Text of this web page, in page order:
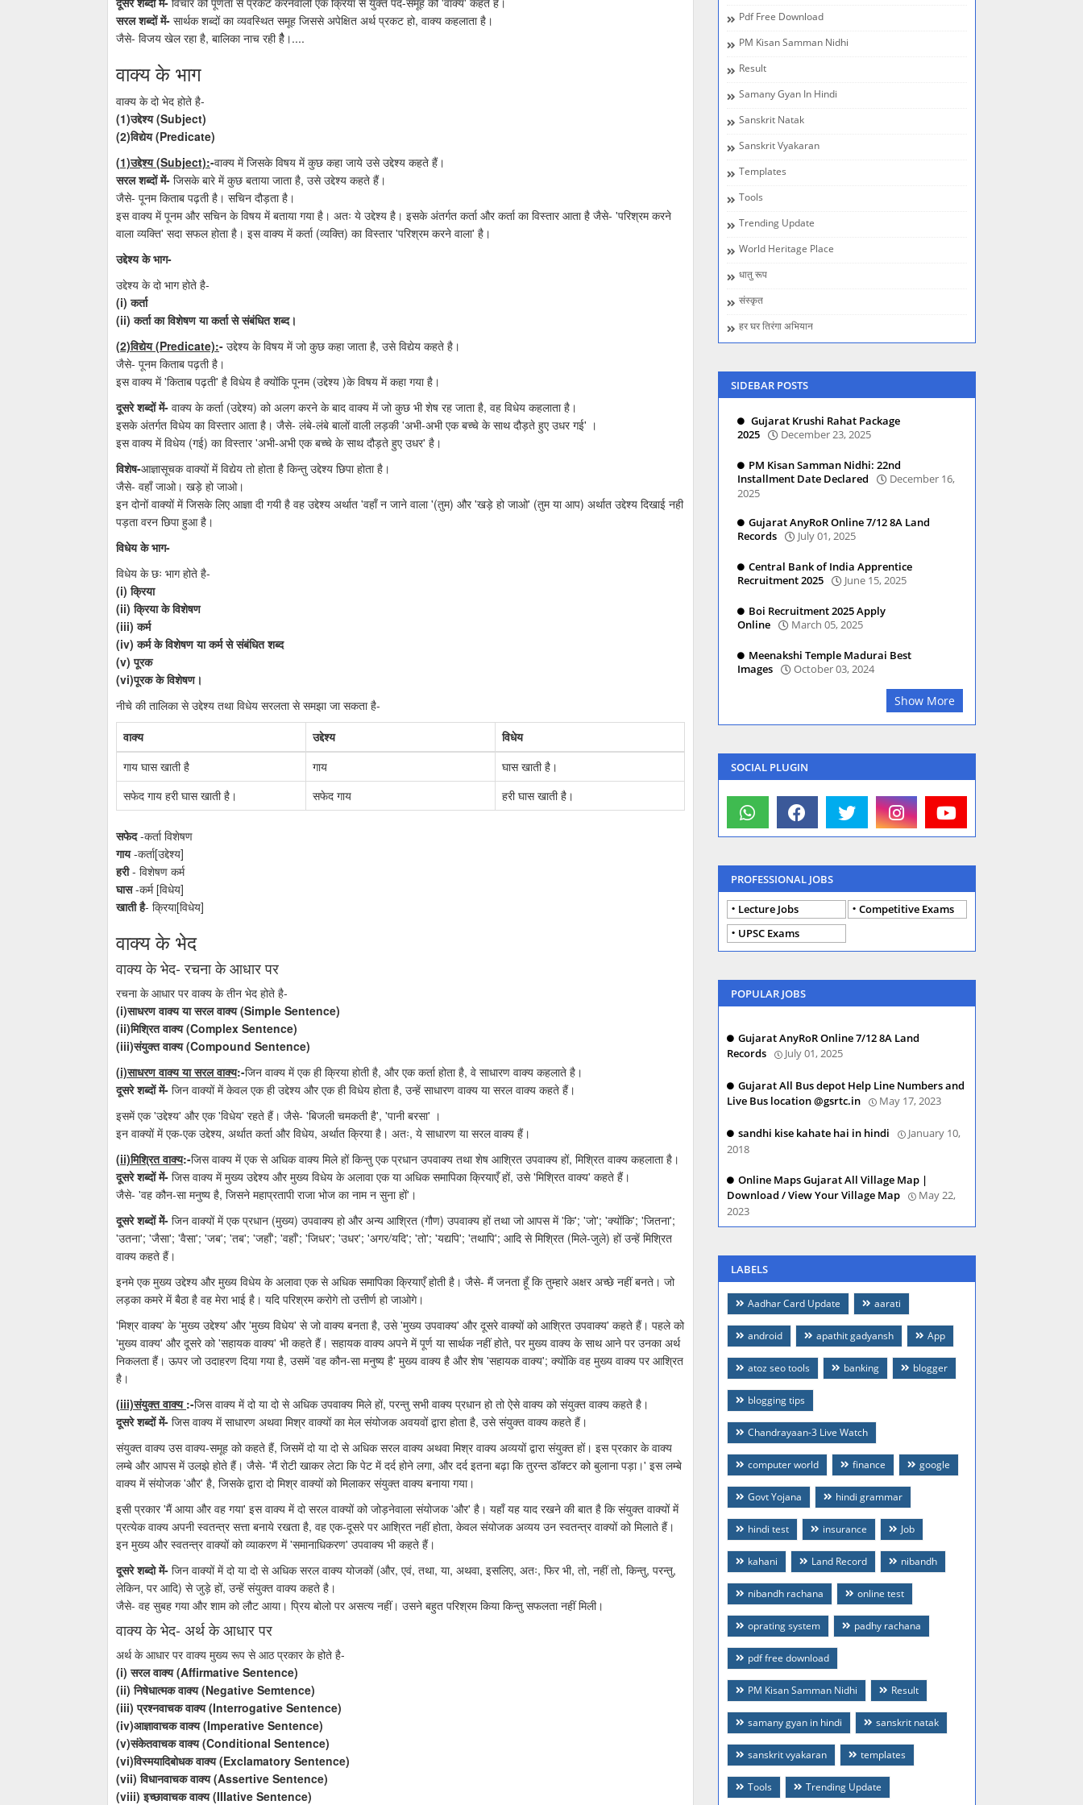
सरल शब्दों में- सार्थक शब्दों का व्यवस्थित समूह जिससे अपेक्षित अर्थ प्रकट हो, वाक्य कहलाता है।
जैसे- विजय खेल रहा है, बालिका नाच रही हैैै।....
वाक्य के भाग
वाक्य के दो भेद होते है-
(1)उद्देश्य (Subject)
(2)विद्येय (Predicate)
(1)उद्देश्य (Subject):-वाक्य में जिसके विषय में कुछ कहा जाये उसे उद्देश्य कहते हैं।
सरल शब्दों में- जिसके बारे में कुछ बताया जाता है, उसे उद्देश्य कहते हैं।
जैसे- पूनम किताब पढ़ती है। सचिन दौड़ता है।
इस वाक्य में पूनम और सचिन के विषय में बताया गया है। अतः ये उद्देश्य है। इसके अंतर्गत कर्ता और कर्ता का विस्तार आता है जैसे- 'परिश्रम करने
वाला व्यक्ति' सदा सफल होता है। इस वाक्य में कर्ता (व्यक्ति) का विस्तार 'परिश्रम करने वाला' है।
उद्देश्य के भाग-
उद्देश्य के दो भाग होते है-
(i) कर्ता
(ii) कर्ता का विशेषण या कर्ता से संबंधित शब्द।
(2)विद्येय (Predicate):- उद्देश्य के विषय में जो कुछ कहा जाता है, उसे विद्येय कहते है।
जैसे- पूनम किताब पढ़ती है।
इस वाक्य में 'किताब पढ़ती' है विधेय है क्योंकि पूनम (उद्देश्य )के विषय में कहा गया है।
दूसरे शब्दों में- वाक्य के कर्ता (उद्देश्य) को अलग करने के बाद वाक्य में जो कुछ भी शेष रह जाता है, वह विधेय कहलाता है।
इसके अंतर्गत विधेय का विस्तार आता है। जैसे- लंबे-लंबे बालों वाली लड़की 'अभी-अभी एक बच्चे के साथ दौड़ते हुए उधर गई' ।
इस वाक्य में विधेय (गई) का विस्तार 'अभी-अभी एक बच्चे के साथ दौड़ते हुए उधर' है।
विशेष-आज्ञासूचक वाक्यों में विद्येय तो होता है किन्तु उद्देश्य छिपा होता है।
जैसे- वहाँ जाओ। खड़े हो जाओ।
इन दोनों वाक्यों में जिसके लिए आज्ञा दी गयी है वह उद्देश्य अर्थात 'वहाँ न जाने वाला '(तुम) और 'खड़े हो जाओ' (तुम या आप) अर्थात उद्देश्य दिखाई नही
पड़ता वरन छिपा हुआ है।
विधेय के भाग-
विधेय के छः भाग होते है-
(i) क्रिया
(ii) क्रिया के विशेषण
(iii) कर्म
(iv) कर्म के विशेषण या कर्म से संबंधित शब्द
(v) पूरक
(vi)पूरक के विशेषण।
नीचे की तालिका से उद्देश्य तथा विधेय सरलता से समझा जा सकता है-
वाक्य
उद्देश्य
विधेय
गाय घास खाती है
गाय
घास खाती है।
सफेद गाय हरी घास खाती है।
सफेद गाय हरी घास खाती है।
सफेद-कर्ता विशेषण
गाय-कर्ता[उद्देश्य]
हरी- विशेषण कर्म
घास-कर्म [विधेय]
खाती है- क्रिया[विधेय]
वाक्य के भेद
वाक्य के भेद- रचना के आधार पर
रचना के आधार पर वाक्य के तीन भेद होते है-
(i)साधरण वाक्य या सरल वाक्य (Simple Sentence)
(ii)मिश्रित वाक्य (Complex Sentence)
(iii)संयुक्त वाक्य (Compound Sentence)
(i)साधरण वाक्य या सरल वाक्य:-जिन वाक्य में एक ही क्रिया होती है, और एक कर्ता होता है, वे साधारण वाक्य कहलाते है।
दूसरे शब्दों में- जिन वाक्यों में केवल एक ही उद्देश्य और एक ही विधेय होता है, उन्हें साधारण वाक्य या सरल वाक्य कहते हैं।
इसमें एक 'उद्देश्य' और एक 'विधेय' रहते हैं। जैसे- 'बिजली चमकती है', 'पानी बरसा' ।
इन वाक्यों में एक-एक उद्देश्य, अर्थात कर्ता और विधेय, अर्थात क्रिया है। अतः, ये साधारण या सरल वाक्य हैं।
(ii)मिश्रित वाक्य:-जिस वाक्य में एक से अधिक वाक्य मिले हों किन्तु एक प्रधान उपवाक्य तथा शेष आश्रित उपवाक्य हों, मिश्रित वाक्य कहलाता है।
दूसरे शब्दों में- जिस वाक्य में मुख्य उद्देश्य और मुख्य विधेय के अलावा एक या अधिक समापिका क्रियाएँ हों, उसे 'मिश्रित वाक्य' कहते हैं।
जैसे- 'वह कौन-सा मनुष्य है, जिसने महाप्रतापी राजा भोज का नाम न सुना हों'।
दूसरे शब्दों मेें- जिन वाक्यों में एक प्रधान (मुख्य) उपवाक्य हो और अन्य आश्रित (गौण) उपवाक्य हों तथा जो आपस में 'कि'; 'जो'; 'क्योंकि'; 'जितना';
'उतना'; 'जैसा'; 'वैसा'; 'जब'; 'तब'; 'जहाँ'; 'वहाँ'; 'जिधर'; 'उधर'; 'अगर/यदि'; 'तो'; 'यद्यपि'; 'तथापि'; आदि से मिश्रित (मिले-जुले) हों उन्हें मिश्रित
वाक्य कहते हैं।
इनमे एक मुख्य उद्देश्य और मुख्य विधेय के अलावा एक से अधिक समापिका क्रियाएँ होती है। जैसे- मैं जनता हूँ कि तुम्हारे अक्षर अच्छे नहीं बनते। जो
लड़का कमरे में बैठा है वह मेरा भाई है। यदि परिश्रम करोगे तो उत्तीर्ण हो जाओगे।
'मिश्र वाक्य' के 'मुख्य उद्देश्य' और 'मुख्य विधेय' से जो वाक्य बनता है, उसे 'मुख्य उपवाक्य' और दूसरे वाक्यों को आश्रित उपवाक्य' कहते हैं। पहले को
'मुख्य वाक्य' और दूसरे को 'सहायक वाक्य' भी कहते हैं। सहायक वाक्य अपने में पूर्ण या सार्थक नहीं होते, पर मुख्य वाक्य के साथ आने पर उनका अर्थ
निकलता हैं। ऊपर जो उदाहरण दिया गया है, उसमें 'वह कौन-सा मनुष्य है' मुख्य वाक्य है और शेष 'सहायक वाक्य'; क्योंकि वह मुख्य वाक्य पर आश्रित
है।
(iii)संयुक्त वाक्य :-जिस वाक्य में दो या दो से अधिक उपवाक्य मिले हों, परन्तु सभी वाक्य प्रधान हो तो ऐसे वाक्य को संयुक्त वाक्य कहते है।
दूसरे शब्दों में- जिस वाक्य में साधारण अथवा मिश्र वाक्यों का मेल संयोजक अवयवों द्वारा होता है, उसे संयुक्त वाक्य कहते हैं।
संयुक्त वाक्य उस वाक्य-समूह को कहते हैं, जिसमें दो या दो से अधिक सरल वाक्य अथवा मिश्र वाक्य अव्ययों द्वारा संयुक्त हों। इस प्रकार के वाक्य
लम्बे और आपस में उलझे होते हैं। जैसे- 'मैं रोटी खाकर लेटा कि पेट में दर्द होने लगा, और दर्द इतना बढ़ा कि तुरन्त डॉक्टर को बुलाना पड़ा।' इस लम्बे
वाक्य में संयोजक 'और' है, जिसके द्वारा दो मिश्र वाक्यों को मिलाकर संयुक्त वाक्य बनाया गया।
इसी प्रकार 'मैं आया और वह गया' इस वाक्य में दो सरल वाक्यों को जोड़नेवाला संयोजक 'और' है। यहाँ यह याद रखने की बात है कि संयुक्त वाक्यों में
प्रत्येक वाक्य अपनी स्वतन्त्र सत्ता बनाये रखता है, वह एक-दूसरे पर आश्रित नहीं होता, केवल संयोजक अव्यय उन स्वतन्त्र वाक्यों को मिलाते हैं।
इन मुख्य और स्वतन्त्र वाक्यों को व्याकरण में 'समानाधिकरण' उपवाक्य भी कहते हैं।
दूसरे शब्दो में- जिन वाक्यों में दो या दो से अधिक सरल वाक्य योजकों (और, एवं, तथा, या, अथवा, इसलिए, अतः, फिर भी, तो, नहीं तो, किन्तु, परन्तु,
लेकिन, पर आदि) से जुड़े हों, उन्हें संयुक्त वाक्य कहते है।
जैसे- वह सुबह गया और शाम को लौट आया। प्रिय बोलो पर असत्य नहीं। उसने बहुत परिश्रम किया किन्तु सफलता नहीं मिली।
वाक्य के भेद- अर्थ के आधार पर
अर्थ के आधार पर वाक्य मुख्य रूप से आठ प्रकार के होते है-
(i) सरल वाक्य (Affirmative Sentence)
(ii) निषेधात्मक वाक्य (Negative Semtence)
(iii) प्रश्नवाचक वाक्य (Interrogative Sentence)
(iv)आज्ञावाचक वाक्य (Imperative Sentence)
(v)संकेतवाचक वाक्य (Conditional Sentence)
(vi)विस्मयादिबोधक वाक्य (Exclamatory Sentence)
(vii) विधानवाचक वाक्य (Assertive Sentence)
(viii) इच्छावाचक वाक्य (IIIative Sentence)
Pdf Free Download
PM Kisan Samman Nidhi
Result
Samany Gyan In Hindi
Sanskrit Natak
Sanskrit Vyakaran
Templates
Tools
Trending Update
World Heritage Place
धातु रूप
संस्कृत
हर घर तिरंगा अभियान
SIDEBAR POSTS
Gujarat Krushi Rahat Package
2025
December 23, 2025
PM Kisan Samman Nidhi: 22nd
Installment Date Declared
December 16,
2025
Gujarat AnyRoR Online 7/12 8A Land
Records
July 01, 2025
Central Bank of India Apprentice
Recruitment 2025
June 15, 2025
Boi Recruitment 2025 Apply
Online
March 05, 2025
Meenakshi Temple Madurai Best
Images
October 03, 2024
Show More
SOCIAL PLUGIN
PROFESSIONAL JOBS
Lecture Jobs
Competitive Exams
UPSC Exams
POPULAR JOBS
Gujarat AnyRoR Online 7/12 8A Land
Records
July 01, 2025
Gujarat All Bus depot Help Line Numbers and
Live Bus location @gsrtc.in
May 17, 2023
sandhi kise kahate hai in hindi
January 10,
2018
Online Maps Gujarat All Village Map |
Download / View Your Village Map
May 22,
2023
LABELS
Aadhar Card Update aarati
android apathit gadyansh App
atoz seo tools banking blogger
blogging tips
Chandrayaan-3 Live Watch
computer world finance google
Govt Yojana hindi grammar
hindi test insurance Job
kahani Land Record nibandh
nibandh rachana online test
oprating system padhy rachana
pdf free download
PM Kisan Samman Nidhi Result
samany gyan in hindi sanskrit natak
sanskrit vyakaran templates
Tools Trending Update